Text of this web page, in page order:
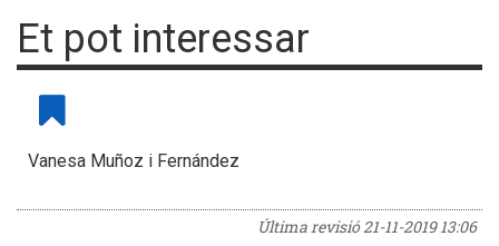
Et pot interessar
Vanesa Muñoz i Fernández
Última revisió21-11-2019 13:06